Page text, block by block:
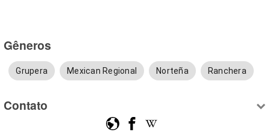
Gêneros
Grupera Mexican Regional Norteña Ranchera
Contato